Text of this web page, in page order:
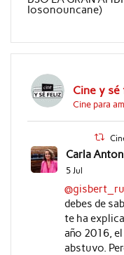
Iosonouncane)
Cine y sé
Cine para
Carla
5 Jul
debes de
te ha
año 2016,
abstuvo.